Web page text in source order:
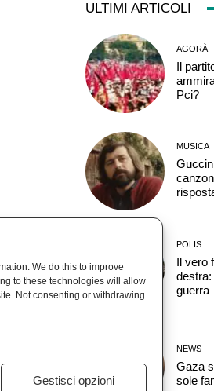
We do this to improve
to these technologies will allow
Not consenting or withdrawing
Gestisci opzioni
ULTIMI ARTICOLI
AGORÀ
Il
Pci?
MUSICA
POLIS
Il vero
destra:
guerra
NEWS
Gaza
sole